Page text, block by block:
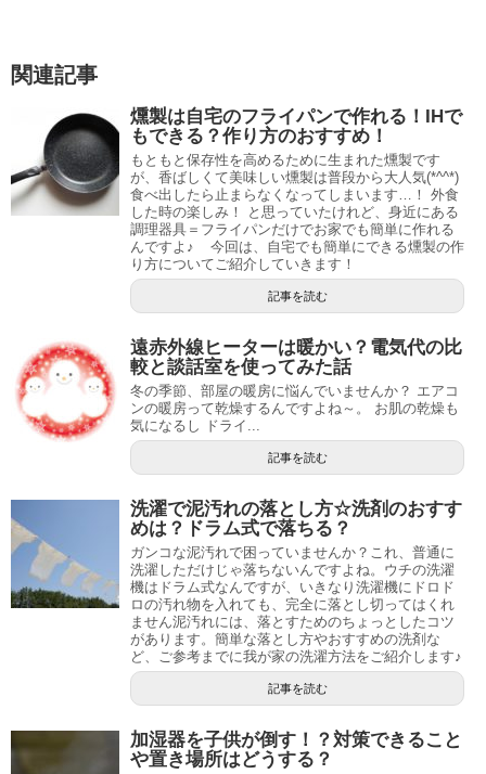
関連記事
燻製は自宅のフライパンで作れる！IHで
もできる？作り方のおすすめ！
もともと保存性を高めるために生まれた燻製です
が、香ばしくて美味しい燻製は普段から大人気(*^^*)
食べ出したら止まらなくなってしまいます…！ 外食
した時の楽しみ！ と思っていたけれど、身近にある
調理器具＝フライパンだけでお家でも簡単に作れる
んですよ♪ 今回は、自宅でも簡単にできる燻製の作
り方についてご紹介していきます！
記事を読む
遠赤外線ヒーターは暖かい？電気代の比
較と談話室を使ってみた話
冬の季節、部屋の暖房に悩んでいませんか？ エアコ
ンの暖房って乾燥するんですよね～。 お肌の乾燥も
気になるし ドライ...
記事を読む
洗濯で泥汚れの落とし方☆洗剤のおすす
めは？ドラム式で落ちる？
ガンコな泥汚れで困っていませんか？これ、普通に
洗濯しただけじゃ落ちないんですよね。ウチの洗濯
機はドラム式なんですが、いきなり洗濯機にドロド
ロの汚れ物を入れても、完全に落とし切ってはくれ
ません泥汚れには、落とすためのちょっとしたコツ
があります。簡単な落とし方やおすすめの洗剤な
ど、ご参考までに我が家の洗濯方法をご紹介します♪
記事を読む
加湿器を子供が倒す！？対策できること
や置き場所はどうする？